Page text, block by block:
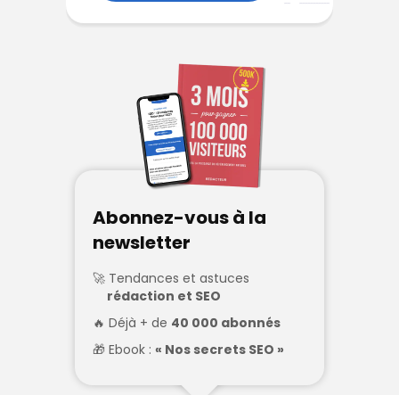
Abonnez-vous à la
newsletter
Tendances et astuces
rédaction et SEO
Déjà + de 40 000 abonnés
Ebook : « Nos secrets SEO »